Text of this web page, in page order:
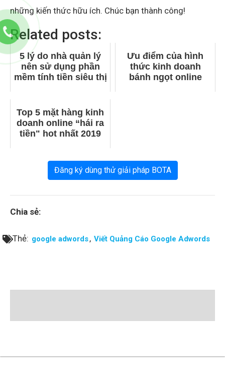
những kiến thức hữu ích. Chúc bạn thành công!
Related posts:
5 lý do nhà quản lý
nên sử dụng phần
mềm tính tiền siêu thị
Ưu điểm của hình
thức kinh doanh
bánh ngọt online
Top 5 mặt hàng kinh
doanh online “hái ra
tiền" hot nhất 2019
Đăng ký dùng thử giải pháp BOTA
Chia sẻ:
Thẻ: google adwords, Viết Quảng Cáo Google Adwords